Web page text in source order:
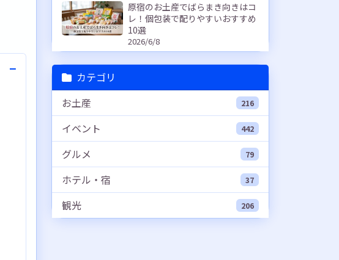
−
原宿のお土産でばらまき向きはコ
レ！個包装で配りやすいおすすめ
10選
2026/6/8
カテゴリ
お土産
216
イベント 442
グルメ 79
ホテル・宿 37
観光 206